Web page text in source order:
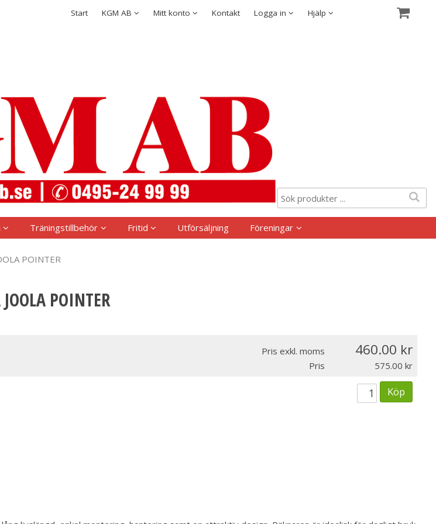
Start KGM AB
Integritetspolicy Mitt konto Kontakt Logga in
Kom ihåg mig
Glömt ditt lösenord?
Skapa nytt konto
Hjälp
Säkerhet & Cookies
Träningstillbehör Fritid Utförsäljning Föreningar
POINTER
POINTER
Pris exkl. moms 460.00
Pris 575.00
Köp